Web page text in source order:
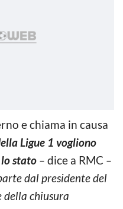
e chiama in causa
Ligue 1 vogliono
stato – dice a RMC –
dal presidente del
della chiusura